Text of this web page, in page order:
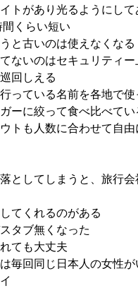
トがあり光るようにして
くらい短い
と古いのは使えなくなる
ないのはセキュリティー
回しえる
っている名前を各地で使
ーに絞って食べ比べてい
トも人数に合わせて自由
としてしまうと、旅行
てくれるのがある
タブ無くなった
ても大丈夫
毎回同じ日本人の女性が